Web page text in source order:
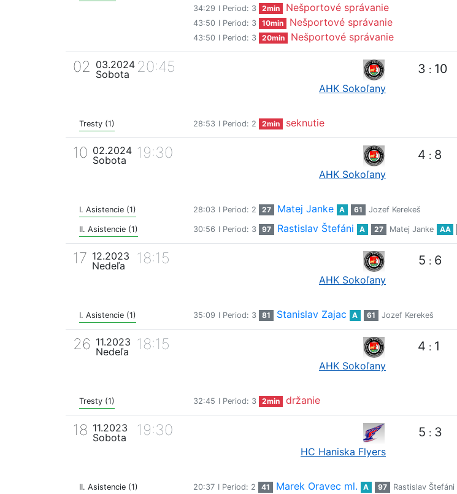
34:29 I Period: 3 2min Nešportové správanie
43:50 I Period: 3 10min Nešportové správanie
43:50 I Period: 3 20min Nešportové správanie
02 03.2024
Sobota
20:45
AHK Sokoľany
3 : 10
Tresty (1) 28:53 I Period: 2 2min seknutie
10 02.2024
Sobota
19:30
AHK Sokoľany
4 : 8
I. Asistencie (1) 28:03 I Period: 2 27 Matej Janke A 61 Jozef Kerekeš
II. Asistencie (1) 30:56 I Period: 3 97 Rastislav Štefáni A 27 Matej Janke AA
17 12.2023
Nedeľa
18:15
AHK Sokoľany
5 : 6
I. Asistencie (1) 35:09 I Period: 3 81 Stanislav Zajac A 61 Jozef Kerekeš
26 11.2023
Nedeľa
18:15
AHK Sokoľany
4 : 1
Tresty (1) 32:45 I Period: 3 2min držanie
18 11.2023
Sobota
19:30
HC Haniska Flyers
5 : 3
II. Asistencie (1) 20:37 I Period: 2 41 Marek Oravec ml. A 97 Rastislav Štefáni